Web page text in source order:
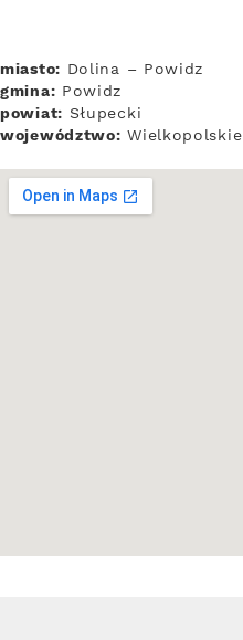
miasto: Dolina – Powidz
gmina: Powidz
powiat: Słupecki
województwo: Wielkopolskie